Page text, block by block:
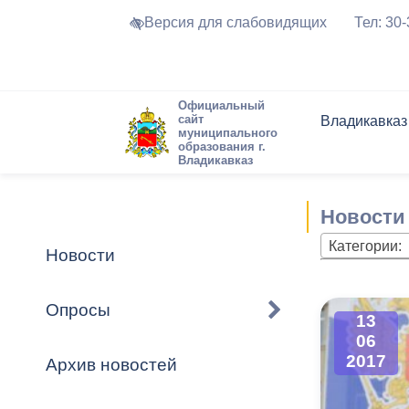
Версия для слабовидящих Тел:
Официальный
сайт
муниципального
образования г.
Владикавказ
Владикавказ
Устав города
Города-
городского
Торги и
Формы
Обратная
Комиссии
График
Новостная
Актуально
Новости
Опросы
Архив новостей
Новости
Категории:
13
06
2017